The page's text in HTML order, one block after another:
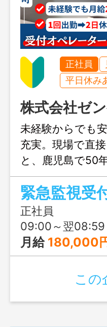
正社員
平日休み
株式会社ゼ
未経験からでも
充実。現場で直
と、鹿児島で50
ホームな雰囲気
っています！さ
り！
緊急監視受
正社員
09:00～翌08:59
月給 180,000円～250,000円 【入社1年目のモデル】 通勤距離：片道5～9キロ
この